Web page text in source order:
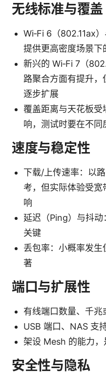
无线标准与覆盖
Wi‑Fi 6（802.11ax
提供更高密度场景下
新兴的 Wi‑Fi 7（
路聚合方面有提升
逐步扩展
覆盖距离与天花板受
响，测试时要在不同
速度与稳定性
下载/上传速率：以
考，但实际体验受
响
延迟（Ping）与抖
关键
丢包率：小概率发
著
端口与扩展性
有线端口数量、千兆
USB 端口、NAS 支
架设 Mesh 的能力
安全性与隐私